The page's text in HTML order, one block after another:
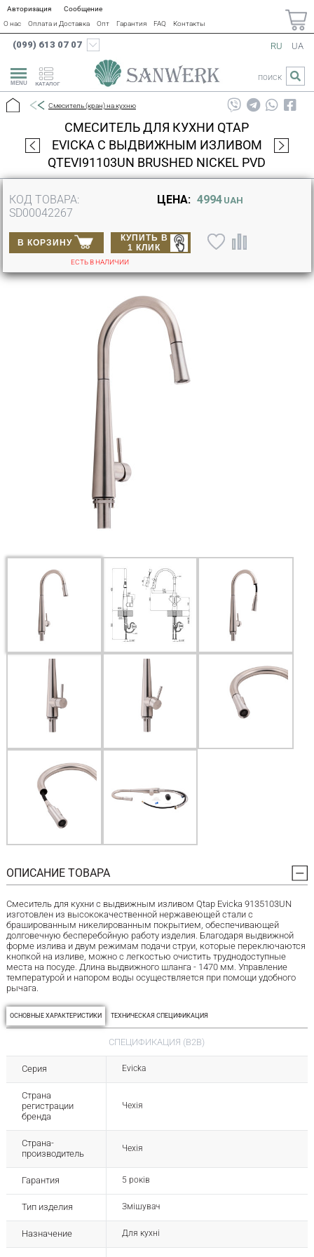
Авторизация
Сообщение
О нас
Оплата и Доставка Опт Гарантия FAQ Контакты
(099) 613 07 07
КАТАЛОГ
RU UA
ПОИСК
Смеситель (кран) на кухню
СМЕСИТЕЛЬ ДЛЯ КУХНИ QTAP
EVICKA С ВЫДВИЖНЫМ ИЗЛИВОМ
QTEVI91103UN BRUSHED NICKEL PVD
КОД ТОВАРА:
SD00042267
ЦЕНА: 4994 UAH
В КОРЗИНУ
КУПИТЬ В
1 КЛИК
ЕСТЬ В НАЛИЧИИ
ОПИСАНИЕ ТОВАРА
Смеситель для кухни с выдвижным изливом Qtap Evicka 9135103UN
изготовлен из высококачественной нержавеющей стали с
брашированным никелированным покрытием, обеспечивающей
долговечную бесперебойную работу изделия. Благодаря выдвижной
форме излива и двум режимам подачи струи, которые переключаются
кнопкой на изливе, можно с легкостью очистить труднодоступные
места на посуде. Длина выдвижного шланга - 1470 мм. Управление
температурой и напором воды осуществляется при помощи удобного
рычага.
ОСНОВНЫЕ ХАРАКТЕРИСТИКИ ТЕХНИЧЕСКАЯ СПЕЦИФИКАЦИЯ
СПЕЦИФИКАЦИЯ (B2B)
Серия Evicka
Страна
регистрации
бренда
Чехія
Страна-
производитель
Чехія
Гарантия 5 років
Тип изделия Змішувач
Назначение Для кухні